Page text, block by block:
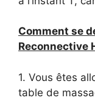
Comment se
Reconnective
1. Vous êtes
table de